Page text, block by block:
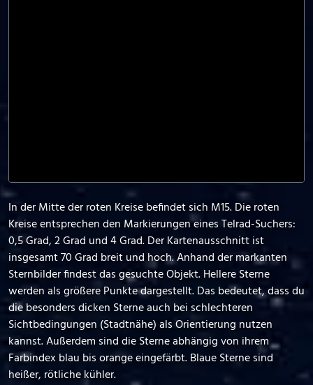
In der Mitte der roten Kreise befindet sich M15. Die roten
Kreise entsprechen den Markierungen eines Telrad-Suchers:
0,5 Grad, 2 Grad und 4 Grad. Der Kartenausschnitt ist
insgesamt 70 Grad breit und hoch. Anhand der markanten
Sternbilder findest das gesuchte Objekt. Hellere Sterne
werden als größere Punkte dargestellt. Das bedeutet, dass du
die besonders dicken Sterne auch bei schlechteren
Sichtbedingungen (Stadtnähe) als Orientierung nutzen
kannst. Außerdem sind die Sterne abhängig von ihrem
Farbindex blau bis orange eingefärbt. Blaue Sterne sind
heißer, rötliche kühler.